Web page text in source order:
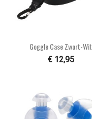
Goggle Case Zwart-Wit
€ 12,95